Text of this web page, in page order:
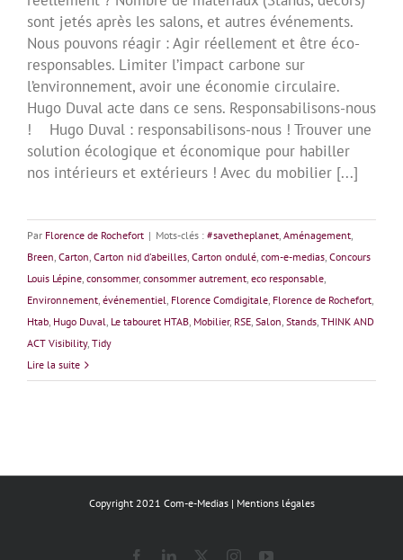
sont jetés après les salons, et autres événements.
Nous pouvons réagir : Agir réellement et être éco-
responsables. Limiter l’impact carbone sur
l’environnement, avoir une économie circulaire.
Hugo Duval acte dans ce sens. Responsabilisons-nous
! Hugo Duval : responsabilisons-nous ! Trouver une
solution écologique et économique pour habiller
nos intérieurs et extérieurs ! Avec du mobilier [...]
Par Florence de Rochefort | Mots-clés : #savetheplanet, Aménagement,
Breen, Carton, Carton nid d'abeilles, Carton ondulé, com-e-medias, Concours
Louis Lépine, consommer, consommer autrement, eco responsable,
Environnement, événementiel, Florence Comdigitale, Florence de Rochefort,
Htab, Hugo Duval, Le tabouret HTAB, Mobilier, RSE, Salon, Stands, THINK AND
ACT Visibility, Tidy
Lire la suite
Copyright 2021 Com-e-Medias | Mentions légales
FacebookLinkedIn InstagramYouTube